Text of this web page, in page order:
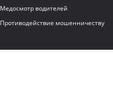
Медосмотр водителей
Противодействие мошенничеству